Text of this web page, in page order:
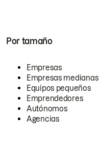
Por tamaño
Empresas
Empresas medianas
Equipos pequeños
Emprendedores
Autónomos
Agencias